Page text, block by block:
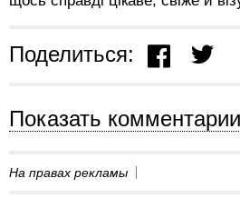
Поделиться:
Показать комментарии
На правах рекламы